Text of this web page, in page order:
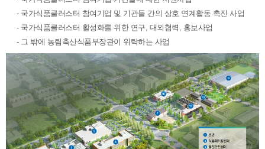
- 국가식품클러스터 참여기업 및 기관들 간의 상호 연계활동 촉진 사업
- 국가식품클러스터 활성화를 위한 연구, 대외협력, 홍보사업
- 그 밖에 농림축산식품부장관이 위탁하는 사업